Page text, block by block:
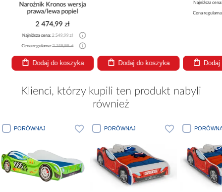
Narożnik Kronos wersja
prawa/lewa popiel
2 474,99 zł
Najniższa cena:2 549,99 zł
Cena regularna:2 749,99 zł
Dodaj do koszyka Dodaj do koszyka
Najniższa
Cena
Klienci, którzy kupili ten produkt nabyli
również
PORÓWNAJ PORÓWNAJ